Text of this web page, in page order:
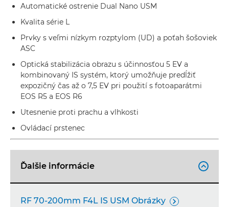
Automatické ostrenie Dual Nano USM
Kvalita série L
Prvky s veľmi nízkym rozptylom (UD) a poťah šošoviek
ASC
Optická stabilizácia obrazu s účinnosťou 5 EV a
kombinovaný IS systém, ktorý umožňuje predĺžiť
expozičný čas až o 7,5 EV pri použití s fotoaparátmi
EOS R5 a EOS R6
Utesnenie proti prachu a vlhkosti
Ovládací prstenec
Ďalšie informácie 
RF 70-200mm F4L IS USM Obrázky 